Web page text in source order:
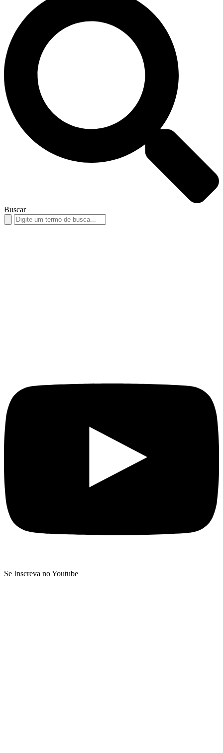
Buscar
Search
for:
Se Inscreva no Youtube